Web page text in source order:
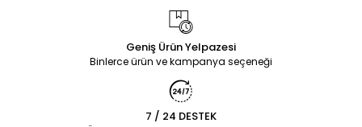
Geniş Ürün Yelpazesi
Binlerce ürün ve kampanya seçeneği
7 / 24 DESTEK